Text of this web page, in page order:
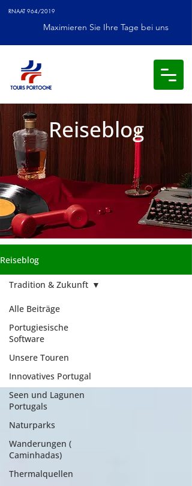
RNAAT 964/2019
Maximieren Sie Ihre Tage bei uns
Reiseblog
Reiseblog
Alle Beiträge
Portugiesische
Software
Unsere Touren
Innovatives Portugal
Seen und Lagunen
Portugals
Naturparks
Wanderungen (
Caminhadas)
Thermalquellen
Tradition & Zukunft
Tradition &
Zukunft